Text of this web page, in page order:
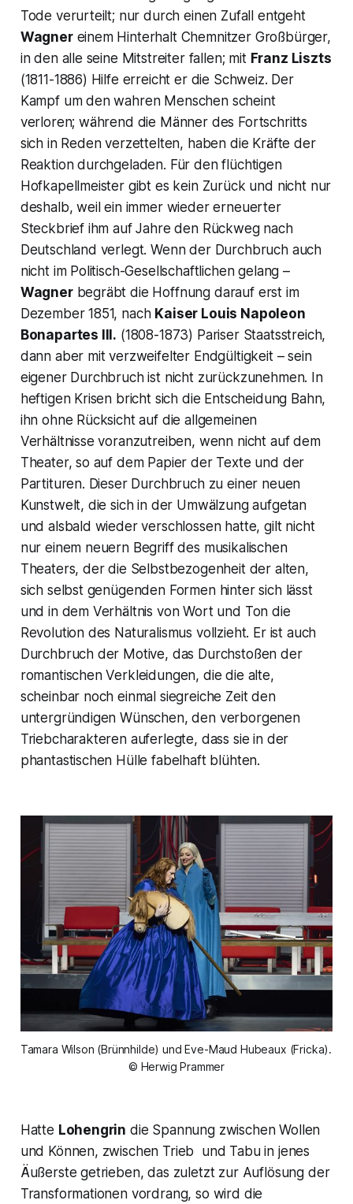
Tode verurteilt; nur durch einen Zufall entgeht
Wagnereinem Hinterhalt Chemnitzer Großbürger,
in den alle seine Mitstreiter fallen; mit Franz Liszts
(1811-1886) Hilfe erreicht er die Schweiz. Der
Kampf um den wahren Menschen scheint
verloren; während die Männer des Fortschritts
sich in Reden verzettelten, haben die Kräfte der
Reaktion durchgeladen. Für den flüchtigen
Hofkapellmeister gibt es kein Zurück und nicht nur
deshalb, weil ein immer wieder erneuerter
Steckbrief ihm auf Jahre den Rückweg nach
Deutschland verlegt. Wenn der Durchbruch auch
nicht im Politisch-Gesellschaftlichen gelang –
Wagnerbegräbt die Hoffnung darauf erst im
Dezember 1851, nach Kaiser Louis Napoleon
Bonapartes III. (1808-1873) Pariser Staatsstreich,
dann aber mit verzweifelter Endgültigkeit – sein
eigener Durchbruch ist nicht zurückzunehmen. In
heftigen Krisen bricht sich die Entscheidung Bahn,
ihn ohne Rücksicht auf die allgemeinen
Verhältnisse voranzutreiben, wenn nicht auf dem
Theater, so auf dem Papier der Texte und der
Partituren. Dieser Durchbruch zu einer neuen
Kunstwelt, die sich in der Umwälzung aufgetan
und alsbald wieder verschlossen hatte, gilt nicht
nur einem neuern Begriff des musikalischen
Theaters, der die Selbstbezogenheit der alten,
sich selbst genügenden Formen hinter sich lässt
und in dem Verhältnis von Wort und Ton die
Revolution des Naturalismus vollzieht. Er ist auch
Durchbruch der Motive, das Durchstoßen der
romantischen Verkleidungen, die die alte,
scheinbar noch einmal siegreiche Zeit den
untergründigen Wünschen, den verborgenen
Triebcharakteren auferlegte, dass sie in der
phantastischen Hülle fabelhaft blühten.
Tamara Wilson (Brünnhilde) und Eve-Maud Hubeaux (Fricka).
© Herwig Prammer
Hatte Lohengrin die Spannung zwischen Wollen
und Können, zwischen Trieb und Tabu in jenes
Äußerste getrieben, das zuletzt zur Auflösung der
Transformationen vordrang, so wird die